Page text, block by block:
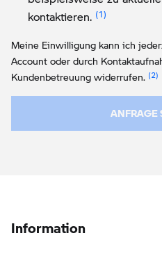
kontaktieren. Link zur
Meine Einwilligung kann ich
Account oder durch
Kundenbetreuung widerrufen.
ANFRAGE
Information